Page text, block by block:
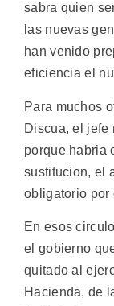
sabra quien
las nuevas
han venido
eficiencia el
Para muchos
Discua, el jefe
porque habria
sustitucion, el
obligatorio por
En esos
el gobierno
quitado al
Hacienda, de